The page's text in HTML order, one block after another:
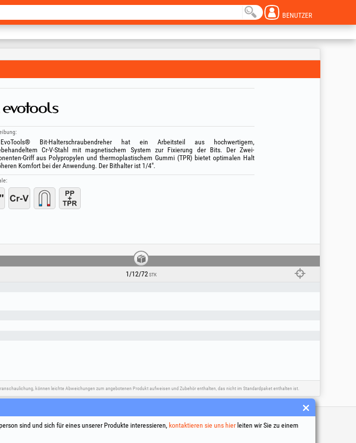
BENUTZER
Bit-Halterschraubendreher hat ein Arbeitsteil aus hochwertigem,
Cr-V-Stahl mit magnetischem System zur Fixierung der Bits. Der Zwei-
Griff aus Polypropylen und thermoplastischem Gummi (TPR) bietet optimalen Halt
Komfort bei der Anwendung. Der Bithalter ist 1/4".
1/12/72 STK
können leichte Abweichungen zum angebotenen Produkt aufweisen und Zubehör enthalten, das nicht im Standardpaket enthalten ist.
Streitbeilegung Nützliche Links
sind und sich für eines unserer Produkte interessieren, kontaktieren sie uns hier leiten wir Sie zu einem